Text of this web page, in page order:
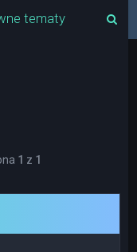
tematy
1 z 1